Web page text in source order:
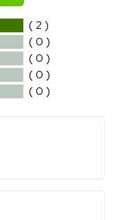
( 2 )
( 0 )
( 0 )
( 0 )
( 0 )